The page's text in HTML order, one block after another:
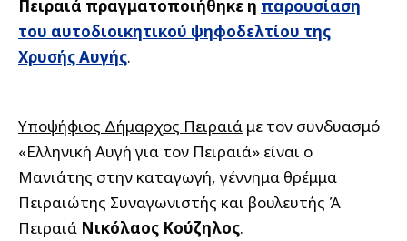
Πειραιά πραγματοποιήθηκε η παρουσίαση
του αυτοδιοικητικού ψηφοδελτίου της
Χρυσής Αυγής.
Υποψήφιος Δήμαρχος Πειραιά με τον συνδυασμό
«Ελληνική Αυγή για τον Πειραιά» είναι ο
Μανιάτης στην καταγωγή, γέννημα θρέμμα
Πειραιώτης Συναγωνιστής και βουλευτής Ά
Πειραιά Νικόλαος Κούζηλος.